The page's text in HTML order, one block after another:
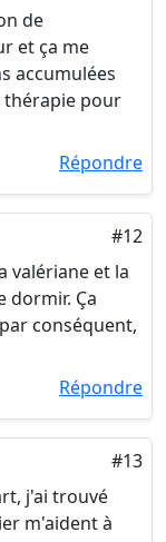
de
et ça me
accumulées
thérapie pour
Répondre
#12
valériane et la
dormir. Ça
conséquent,
Répondre
#13
j'ai trouvé
m'aident à